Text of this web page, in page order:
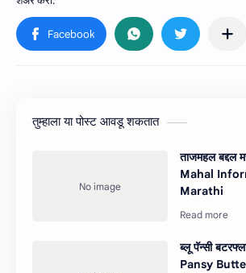
तुम्‍हाला या पोस्‍ट आवडू शकतात
ताजमहल बद्दल
Mahal
Marathi
ब्लू पॅन्सी
Pansy